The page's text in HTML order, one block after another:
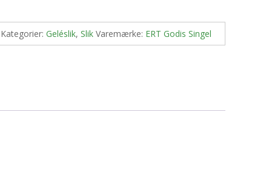
Kategorier: Geléslik, Slik Varemærke: ERT Godis Singel